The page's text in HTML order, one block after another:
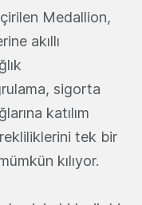
Medallion,
akıllı
sigorta
katılım
tek bir
kılıyor.